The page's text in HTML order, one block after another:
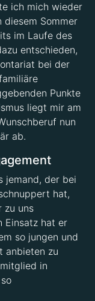
diesem Sommer
im Laufe des
entschieden,
bei der
Punkte
liegt mir am
nun
ab.
der bei
hat,
zu uns
hat er
so jungen und
anbieten zu
in